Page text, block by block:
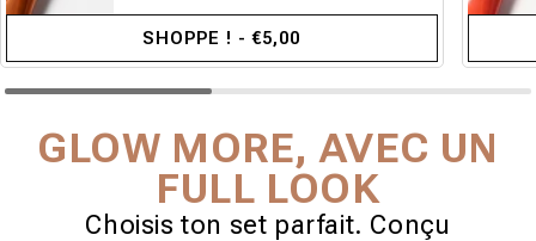
SHOPPE ! - €5,00
GLOW MORE, AVEC UN
FULL LOOK
Choisis ton set parfait. Conçu